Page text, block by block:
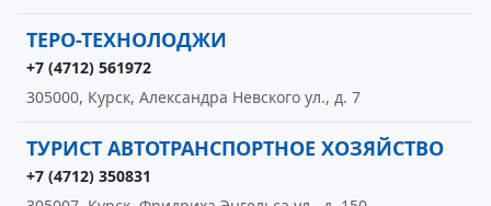
ТЕРО-ТЕХНОЛОДЖИ
+7 (4712) 561972
305000, Курск, Александра Невского ул., д. 7
ТУРИСТ АВТОТРАНСПОРТНОЕ ХОЗЯЙСТВО
+7 (4712) 350831